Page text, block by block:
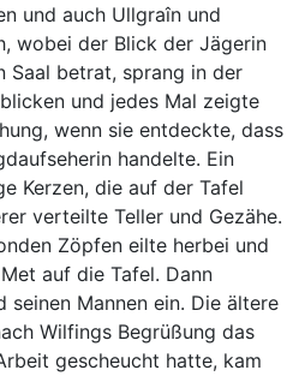
und auch Ullgraîn und
wobei der Blick der Jägerin
Saal betrat, sprang in der
und jedes Mal zeigte
wenn sie entdeckte, dass
handelte. Ein
Kerzen, die auf der Tafel
verteilte Teller und Gezähe.
Zöpfen eilte herbei und
auf die Tafel. Dann
seinen Mannen ein. Die ältere
Wilfings Begrüßung das
gescheucht hatte, kam